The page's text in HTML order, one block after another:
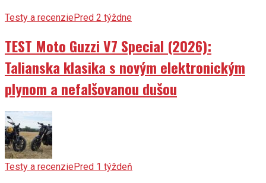
Testy a recenziePred 2 týždne
TEST Moto Guzzi V7 Special (2026):
Talianska klasika s novým elektronickým
plynom a nefalšovanou dušou
Testy a recenziePred 1 týždeň